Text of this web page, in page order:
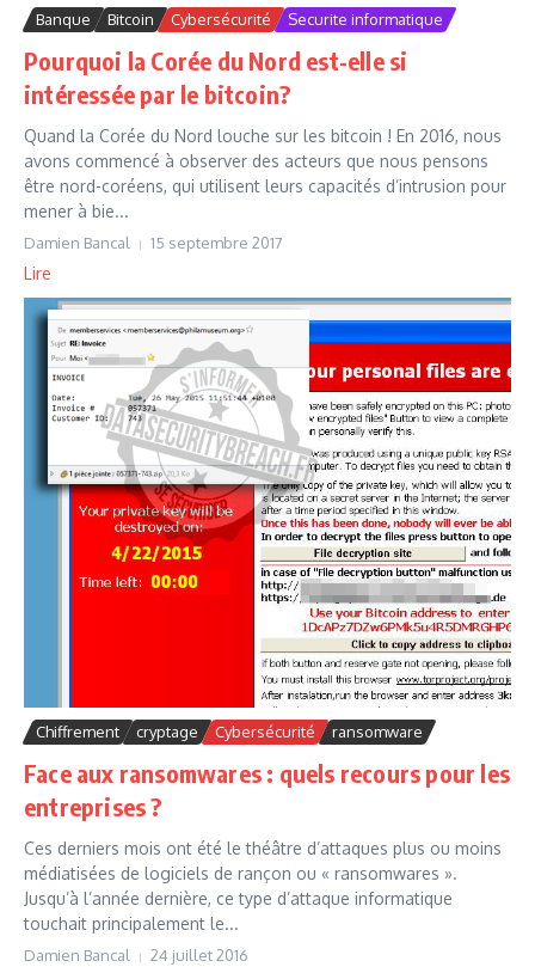
Banque Bitcoin Cybersécurité Securite informatique
Pourquoi la Corée du Nord est-elle si
intéressée par le bitcoin?
Quand la Corée du Nord louche sur les bitcoin ! En 2016, nous
avons commencé à observer des acteurs que nous pensons
être nord-coréens, qui utilisent leurs capacités d’intrusion pour
mener à bie...
Damien Bancal 15 septembre 2017
Lire
Chiffrement cryptage Cybersécurité ransomware
Face aux ransomwares : quels recours pour les
entreprises ?
Ces derniers mois ont été le théâtre d’attaques plus ou moins
médiatisées de logiciels de rançon ou « ransomwares ».
Jusqu’à l’année dernière, ce type d’attaque informatique
touchait principalement le...
Damien Bancal 24 juillet 2016